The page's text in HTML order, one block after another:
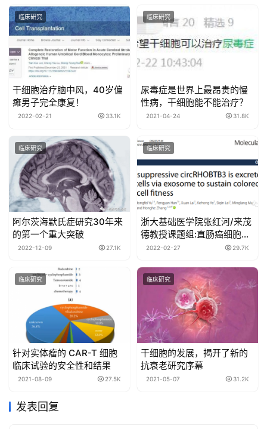
临床研究
干细胞治疗脑中风，40岁偏
瘫男子完全康复！
2022-02-21 33.1K
临床研究
尿毒症是世界上最昂贵的慢
性病，干细胞能不能治疗？
2021-04-24 31.8K
临床研究
阿尔茨海默氏症研究30年来
的第一个重大突破
2022-12-09 27.1K
临床研究
浙大基础医学院张红河/来茂
德教授课题组:直肠癌细胞通
过外泌体逃逸环状RNA的抑
2022-02-27 29.7K
临床研究
针对实体瘤的 CAR-T 细胞
临床试验的安全性和结果
2021-08-09 27.5K
临床研究
干细胞的发展，揭开了新的
抗衰老研究序幕
2021-05-07 31.2K
发表回复